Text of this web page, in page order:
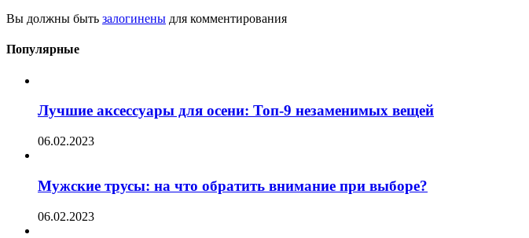
Вы должны быть залогинены для комментирования
Популярные
Лучшие аксессуары для осени: Топ-9 незаменимых вещей
06.02.2023
Мужские трусы: на что обратить внимание при выборе?
06.02.2023